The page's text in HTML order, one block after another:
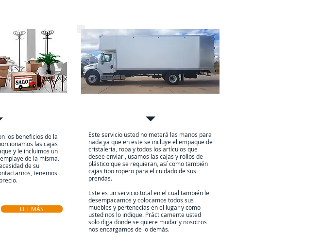
los beneficios de la
las cajas
y le incluimos un
de la misma.
de su
tenemos
LEE MÁS
Este servicio usted no meterá las manos para
nada ya que en este se incluye el empaque de
cristalería, ropa y todos los artículos que
desee enviar , usamos las cajas y rollos de
plástico que se requieran, así como también
cajas tipo ropero para el cuidado de sus
prendas.
Este es un servicio total en el cual también le
desempacamos y colocamos todos sus
muebles y pertenecías en el lugar y como
usted nos lo indique. Prácticamente usted
solo diga donde se quiere mudar y nosotros
nos encargamos de lo demás.